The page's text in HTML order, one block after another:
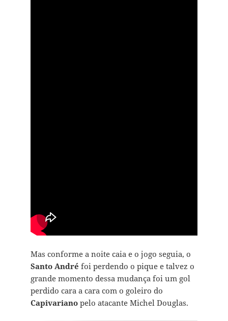
Mas conforme a noite caia e o jogo seguia, o
Santo André foi perdendo o pique e talvez o
grande momento dessa mudança foi um gol
perdido cara a cara com o goleiro do
Capivarianopelo atacante Michel Douglas.